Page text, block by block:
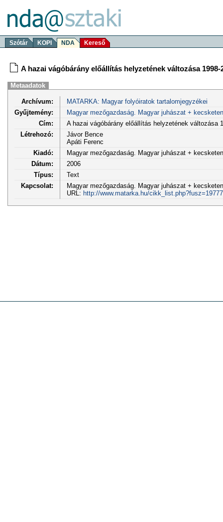
Szótár KOPI NDA Kereső
A hazai vágóbárány előállítás helyzetének változása 1998-
Metaadatok
Archívum:
MATARKA: Magyar folyóiratok tartalomjegyzékei
Gyűjtemény:
Magyar mezőgazdaság. Magyar juhászat +
Cím:
A hazai vágóbárány előállítás helyzetének változása
Létrehozó:
Jávor Bence
Apáti Ferenc
Kiadó:
Magyar mezőgazdaság. Magyar juhászat +
Dátum:
2006
Típus:
Text
Kapcsolat:
Magyar mezőgazdaság. Magyar juhászat +
URL: http://www.matarka.hu/cikk_list.php?fusz=19777